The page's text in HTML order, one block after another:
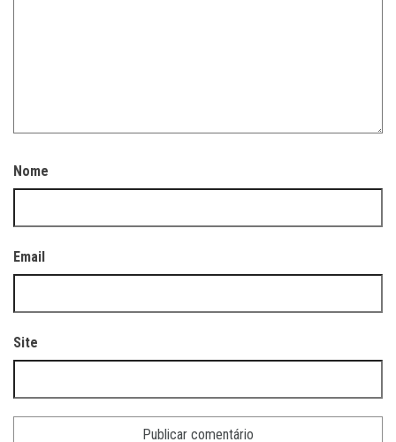
Nome
Email
Site